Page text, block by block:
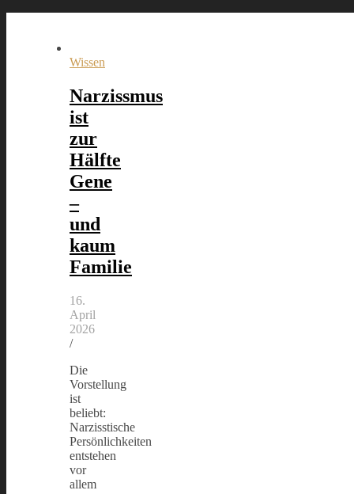
Wissen
Narzissmus
ist
zur
Hälfte
Gene
–
und
kaum
Familie
16.
April
2026
/
Die
Vorstellung
ist
beliebt:
Narzisstische
Persönlichkeiten
entstehen
vor
allem